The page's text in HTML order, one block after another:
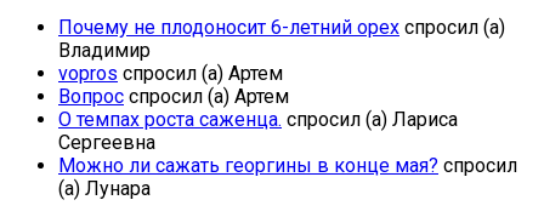
Почему не плодоносит 6-летний орех спросил (а)
Владимир
vopros спросил (а) Артем
Вопрос спросил (а) Артем
О темпах роста саженца. спросил (а) Лариса
Сергеевна
Можно ли сажать георгины в конце мая? спросил
(а) Лунара